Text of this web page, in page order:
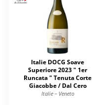
Italie DOCG Soave
Superiore 2023 " 1er
Runcata " Tenuta Corte
Giacobbe / Dal Cero
Italie – Veneto